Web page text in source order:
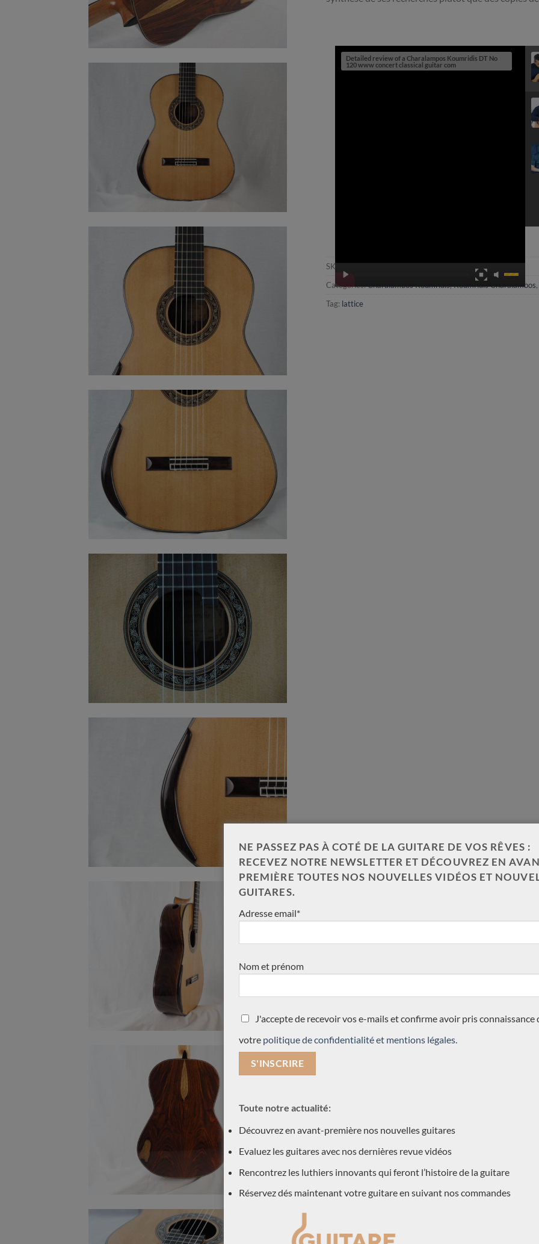
Detailed review of a Charalampos Koumridis DT No
120 www concert classical guitar com
SKU:
Categories:Charalambos Koumridis,Koumridis Charalambos,
Tag: lattice
NE PASSEZ PAS À COTÉ DE LA GUITARE DE VOS RÊVES :
RECEVEZ NOTRE NEWSLETTER ET DÉCOUVREZ EN
PREMIÈRE TOUTES NOS NOUVELLES VIDÉOS ET
GUITARES.
Adresse email*
Nom et prénom
J'accepte de recevoir vos e-mails et confirme avoir pris connaissance
votre politique de confidentialité et mentions légales.
Toute notre actualité:
Découvrez en avant-première nos nouvelles guitares
Evaluez les guitares avec nos dernières revue vidéos
Rencontrez les luthiers innovants qui feront l’histoire de la guitare
Réservez dés maintenant votre guitare en suivant nos commandes